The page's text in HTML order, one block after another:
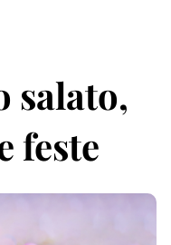
salato,
feste